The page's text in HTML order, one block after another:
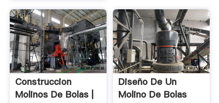
Construccion
Molinos De Bolas |
Diseño De Un
Molino De Bolas